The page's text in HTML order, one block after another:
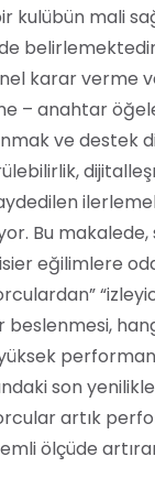
kulübün mali
karar verme
– anahtar
ve destek
Bu
eğilimlere
beslenmesi,
son
artık
ölçüde